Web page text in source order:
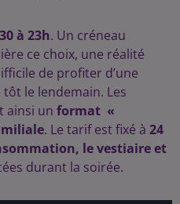
à 23h. Un créneau
ce choix, une réalité
de profiter d’une
le lendemain. Les
ainsi un format «
. Le tarif est fixé à 24
le vestiaire et
durant la soirée.